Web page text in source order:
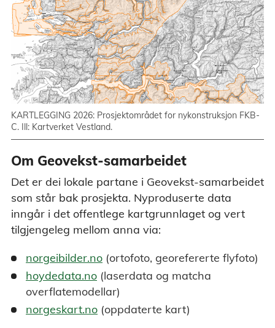
KARTLEGGING 2026: Prosjektområdet for nykonstruksjon FKB-
C. Ill: Kartverket Vestland.
Om Geovekst-samarbeidet
Det er dei lokale partane i Geovekst-samarbeidet
som står bak prosjekta. Nyproduserte data
inngår i det offentlege kartgrunnlaget og vert
tilgjengeleg mellom anna via:
norgeibilder.no (ortofoto, georefererte flyfoto)
hoydedata.no (laserdata og matcha
overflatemodellar)
norgeskart.no (oppdaterte kart)